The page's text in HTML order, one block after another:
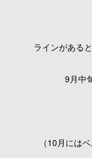
ラインがある
9月中
（10月には